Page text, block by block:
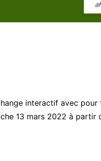
interactif avec pour
13 mars 2022 à partir